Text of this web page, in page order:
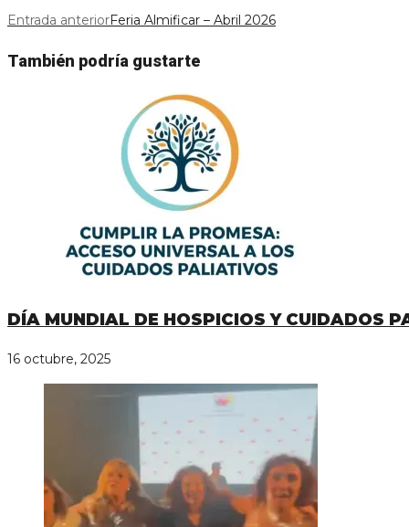
Entrada anteriorFeria Almificar – Abril 2026
También podría gustarte
DÍA MUNDIAL DE HOSPICIOS Y CUIDADOS
16 octubre, 2025